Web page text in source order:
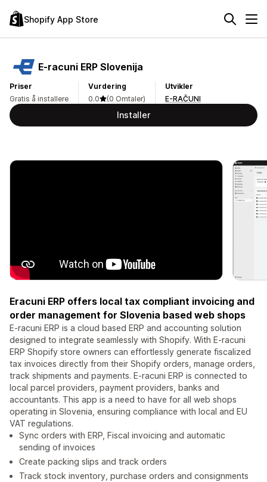
Shopify App Store
E‑racuni ERP Slovenija
Priser
Gratis å installere
Vurdering
0.0
(0 Omtaler)
Utvikler
E-RAČUNI
Installer
Eracuni ERP offers local tax compliant invoicing and
order management for Slovenia based web shops
E-racuni ERP is a cloud based ERP and accounting solution
designed to integrate seamlessly with Shopify. With E-racuni
ERP Shopify store owners can effortlessly generate fiscalized
tax invoices directly from their Shopify orders, manage orders,
track shipments and payments. E-racuni ERP is connected to
local parcel providers, payment providers, banks and
accountants. This app is a need to have for all web shops
operating in Slovenia, ensuring compliance with local and EU
VAT regulations.
Sync orders with ERP, Fiscal invoicing and automatic
sending of invoices
Create packing slips and track orders
Track stock inventory, purchase orders and consignments